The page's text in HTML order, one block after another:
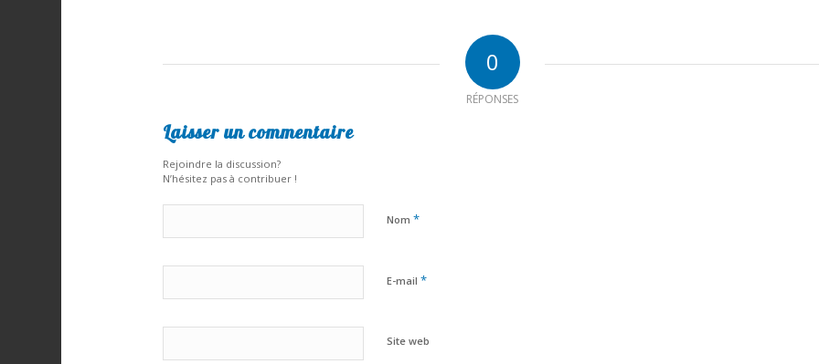
0
RÉPONSES
Laisser un commentaire
Rejoindre la discussion?
N’hésitez pas à contribuer !
Nom *
E-mail *
Site web